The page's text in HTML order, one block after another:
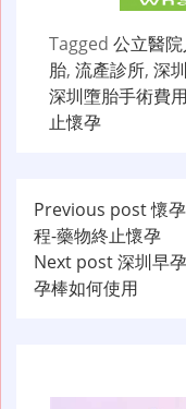
Tagged 公立醫
胎, 流產診所, 深
深圳墮胎手術費用
止懷孕
文
章
导
Previous post懷
程-藥物終止懷孕
Next post深圳早
孕棒如何使用